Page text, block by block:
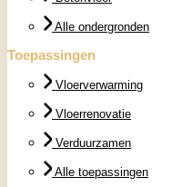
Alle ondergronden
Toepassingen
Vloerverwarming
Vloerrenovatie
Verduurzamen
Alle toepassingen